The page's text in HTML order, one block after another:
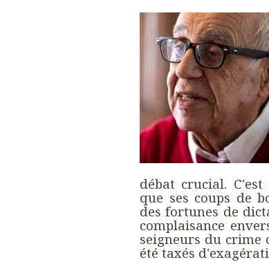
débat crucial.
que ses coups de
des fortunes de
complaisance
seigneurs du crime
été taxés